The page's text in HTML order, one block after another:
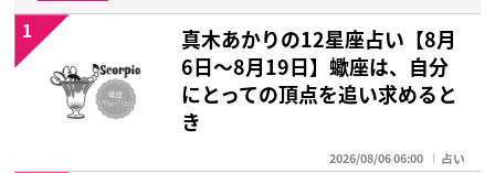
真木あかりの12星座占い【8月
6日～8月19日】蠍座は、自分
にとっての頂点を追い求めると
き
2026/08/06 06:00 占い
1